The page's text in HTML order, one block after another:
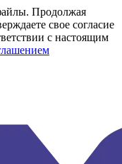
Продолжая
свое согласие
с настоящим